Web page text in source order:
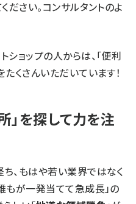
ださい。コンサルタントのよ
ショップの人からは、「便利
たくさんいただいています！
」を探して力を注
、もはや若い業界ではなく
もが一発当てて急成長」の